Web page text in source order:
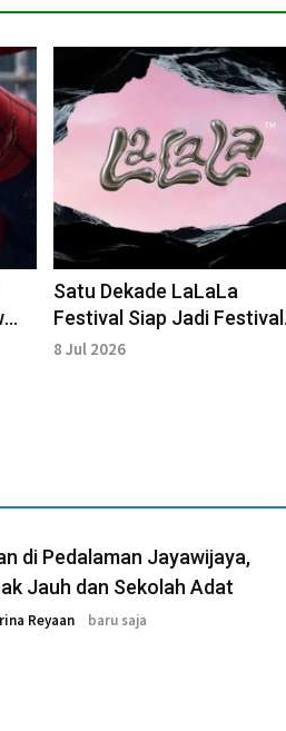
Satu Dekade LaLaLa
Festival Siap Jadi Festival
Musik Terbesar di Asia
8 Jul 2026
di Pedalaman Jayawijaya,
Jauh dan Sekolah Adat
Reyaan baru saja